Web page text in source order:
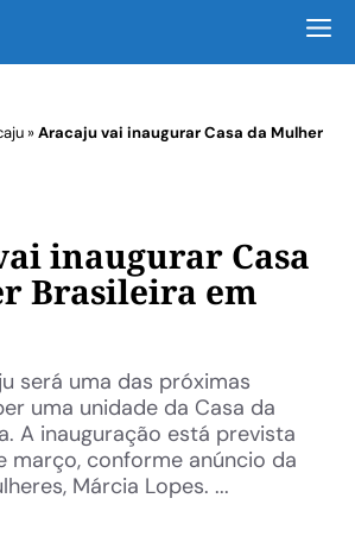
»Aracaju vai inaugurar Casa da Mulher
inaugurar Casa
Brasileira em
será uma das próximas
uma unidade da Casa da
A inauguração está prevista
março, conforme anúncio da
Márcia Lopes. ...